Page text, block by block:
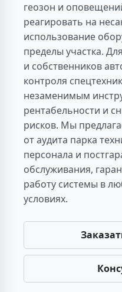
геозон и
реагировать на
использование
пределы участка.
и собственников
контроля
незаменимым
рентабельности и
рисков. Мы
от аудита парка
персонала и
обслуживания,
работу системы в
условиях.